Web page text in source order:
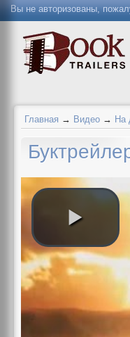
Вы не авторизованы,
Главная → Видео → На